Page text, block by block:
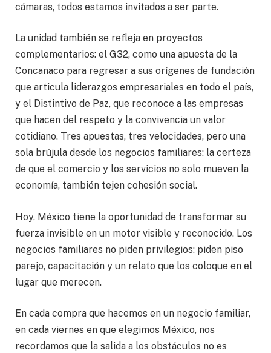
cámaras, todos estamos invitados a ser parte.
La unidad también se refleja en proyectos
complementarios: el G32, como una apuesta de la
Concanaco para regresar a sus orígenes de fundación
que articula liderazgos empresariales en todo el país,
y el Distintivo de Paz, que reconoce a las empresas
que hacen del respeto y la convivencia un valor
cotidiano. Tres apuestas, tres velocidades, pero una
sola brújula desde los negocios familiares: la certeza
de que el comercio y los servicios no solo mueven la
economía, también tejen cohesión social.
Hoy, México tiene la oportunidad de transformar su
fuerza invisible en un motor visible y reconocido. Los
negocios familiares no piden privilegios: piden piso
parejo, capacitación y un relato que los coloque en el
lugar que merecen.
En cada compra que hacemos en un negocio familiar,
en cada viernes en que elegimos México, nos
recordamos que la salida a los obstáculos no es